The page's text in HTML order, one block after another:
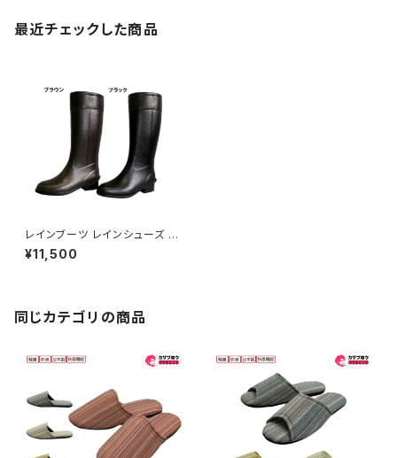
最近チェックした商品
レインブーツ レインシューズ レ
ディース 長靴 第一ゴム 日本製
レディース ノルテガロG60 防滑
¥11,500
同じカテゴリの商品